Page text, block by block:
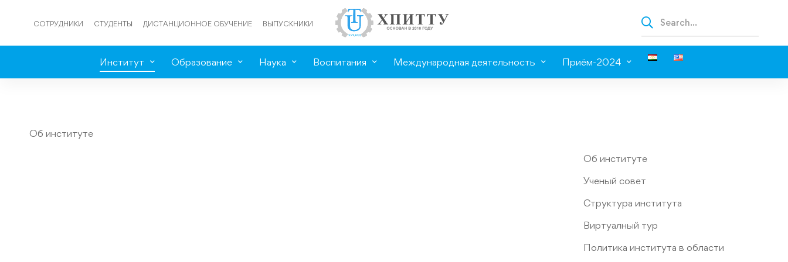
СОТРУДНИКИ СТУДЕНТЫ ДИСТАНЦИОННОЕ ОБУЧЕНИЕ ВЫПУСКНИКИ
Институт Образование Наука Воспитания Международная деятельность Приём-2024
Об институте
Об институте
Ученый совет
Структура института
Виртуалный тур
Политика института в области